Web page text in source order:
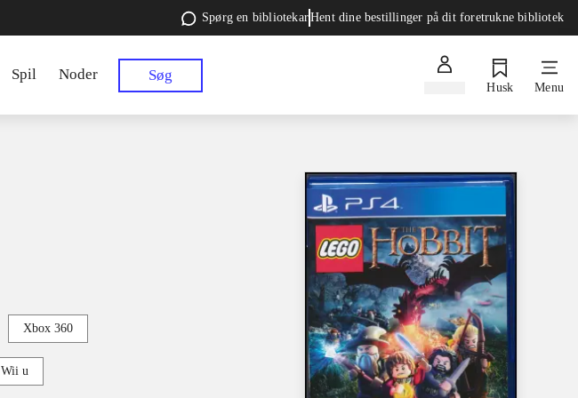
Spørg en bibliotekarHent dine bestillinger på dit foretrukne bibliotek
Spil Noder Søg
Husk Menu
Xbox 360
Wii u